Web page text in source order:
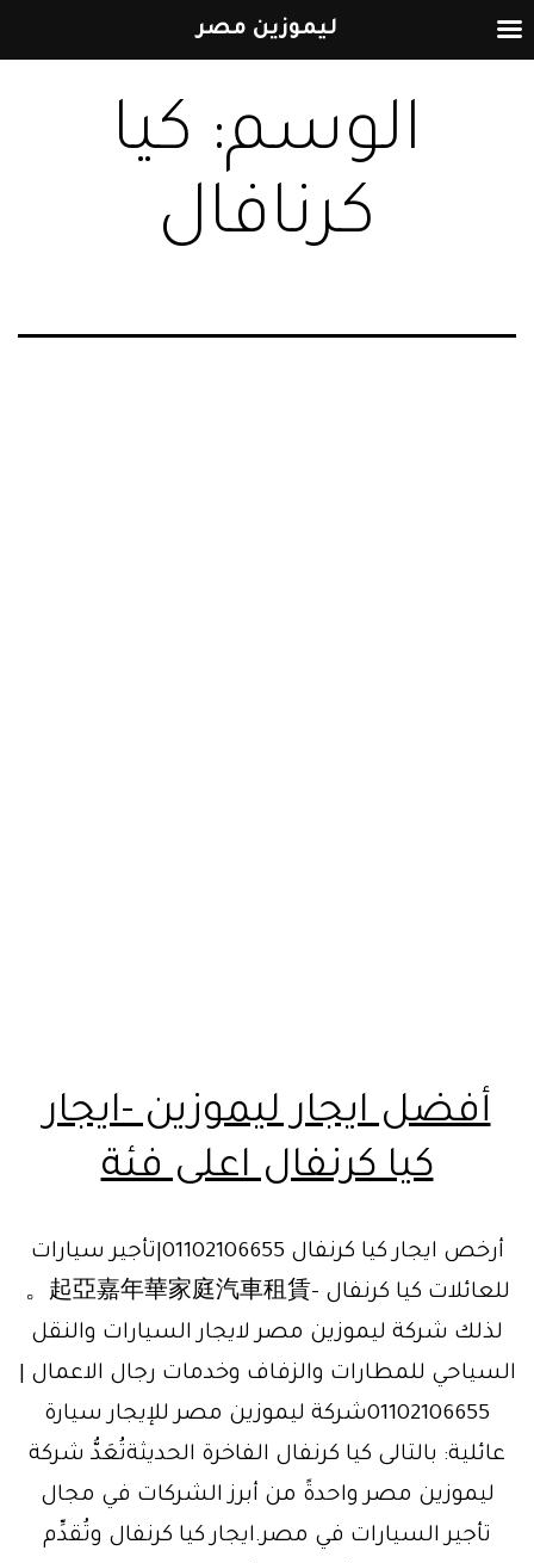
إلى
المحتوى
الوسم: كيا
كرنافال
أفضل ايجار ليموزين -ايجار
كيا كرنفال اعلى فئة
أرخص ايجار كيا كرنفال 01102106655|تأجير سيارات
للعائلات كيا كرنفال -起亞嘉年華家庭汽車租賃。
لذلك شركة ليموزين مصر لايجار السيارات والنقل
السياحي للمطارات والزفاف وخدمات رجال الاعمال |
01102106655شركة ليموزين مصر للإيجار سيارة
عائلية: بالتالى كيا كرنفال الفاخرة الحديثةتُعَدُّ شركة
ليموزين مصر واحدةً من أبرز الشركات في مجال
تأجير السيارات في مصر.ايجار كيا كرنفال وتُقدِّم
ليموزين مصر